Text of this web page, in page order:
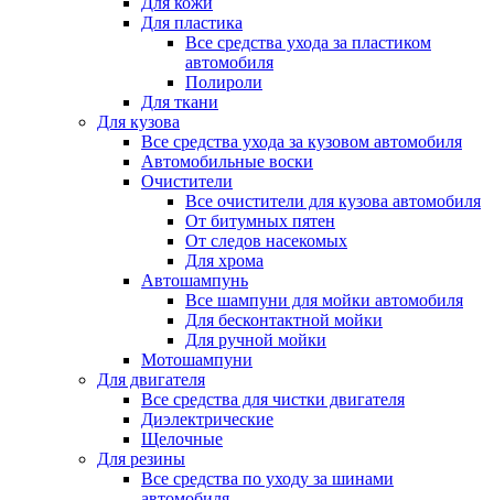
Для пластика
Все средства ухода за пластиком
автомобиля
Полироли
Для ткани
Для кузова
Все средства ухода за кузовом автомобиля
Автомобильные воски
Очистители
Все очистители для кузова автомобиля
От битумных пятен
От следов насекомых
Для хрома
Автошампунь
Все шампуни для мойки автомобиля
Для бесконтактной мойки
Для ручной мойки
Мотошампуни
Для двигателя
Все средства для чистки двигателя
Диэлектрические
Щелочные
Для резины
Все средства по уходу за шинами